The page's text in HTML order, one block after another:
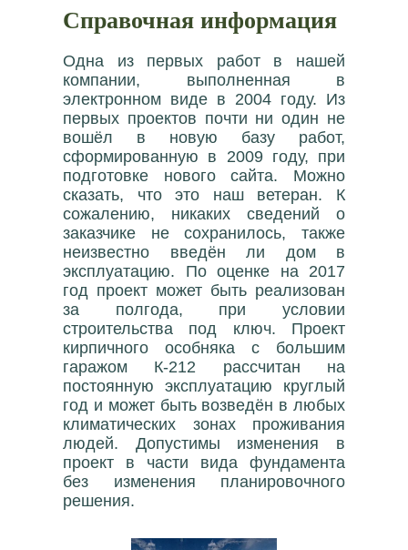
Справочная информация
Одна из первых работ в нашей
компании, выполненная в
электронном виде в 2004 году. Из
первых проектов почти ни один не
вошёл в новую базу работ,
сформированную в 2009 году, при
подготовке нового сайта. Можно
сказать, что это наш ветеран. К
сожалению, никаких сведений о
заказчике не сохранилось, также
неизвестно введён ли дом в
эксплуатацию. По оценке на 2017
год проект может быть реализован
за полгода, при условии
строительства под ключ. Проект
кирпичного особняка с большим
гаражом К-212 рассчитан на
постоянную эксплуатацию круглый
год и может быть возведён в любых
климатических зонах проживания
людей. Допустимы изменения в
проект в части вида фундамента
без изменения планировочного
решения.